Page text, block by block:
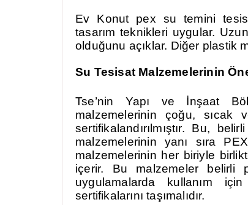
Ev Konut pex su temini
tasarım teknikleri uygular.
olduğunu açıklar. Diğer plastik
Su Tesisat Malzemelerinin
Tse’nin Yapı ve İnşaat
malzemelerinin çoğu, sıcak
sertifikalandırılmıştır. Bu, belirli
malzemelerinin yanı sıra
malzemelerinin her biriyle
içerir. Bu malzemeler belirli
uygulamalarda kullanım
sertifikalarını taşımalıdır.